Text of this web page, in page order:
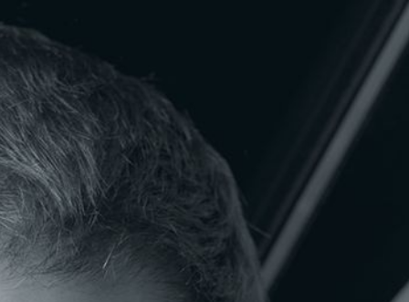
Der Kaffeemann GmbH
Kaffeemann
Portfolio
Kontakt